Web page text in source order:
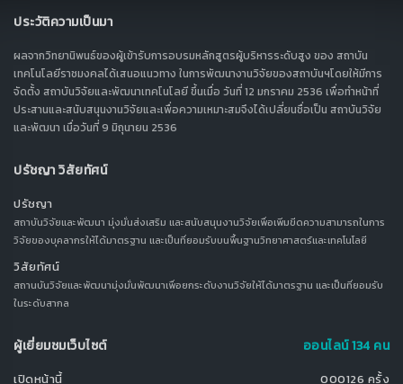
ประวัติความเป็นมา
ผลจากวิทยานิพนธ์ของผู้เข้ารับการอบรมหลักสูตรผู้บริหารระดับสูง ของ สถาบัน
เทคโนโลยีราชมงคลได้เสนอแนวทาง ในการพัฒนางานวิจัยของสถาบันฯโดยให้มีการ
จัดตั้ง สถาบันวิจัยและพัฒนาเทคโนโลยี ขึ้นเมื่อ วันที่ 12 มกราคม 2536 เพื่อทำหน้าที่
ประสานและสนับสนุนงานวิจัยและเพื่อความเหมาะสมจึงได้เปลี่ยนชื่อเป็น สถาบันวิจัย
และพัฒนา เมื่อวันที่ 9 มิถุนายน 2536
ปรัชญา วิสัยทัศน์
ปรัชญา
สถาบันวิจัยและพัฒนา มุ่งมั่นส่งเสริม และสนับสนุนงานวิจัยเพื่อเพิ่มขีดความสามารถในการ
วิจัยของบุคลากรให้ได้มาตรฐาน และเป็นที่ยอมรับบนพื้นฐานวิทยาศาสตร์และเทคโนโลยี
วิสัยทัศน์
สถานบันวิจัยและพัฒนามุ่งมั่นพัฒนาเพื่อยกระดับงานวิจัยให้ได้มาตรฐาน และเป็นที่ยอมรับ
ในระดับสากล
ผู้เยี่ยมชมเว็บไซต์ ออนไลน์ 134 คน
เปิดหน้านี้ 000126 ครั้ง